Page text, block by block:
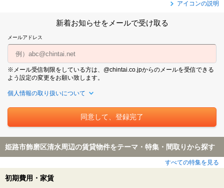
アイコンの説明
新着お知らせをメールで受け取る
メールアドレス
※メール受信制限をしている方は、@chintai.co.jpからのメールを受信できる
よう設定の変更をお願い致します。
個人情報の取り扱いについて
姫路市飾磨区清水周辺の賃貸物件をテーマ・特集・間取りから探す
すべての特集を見る
初期費用・家賃